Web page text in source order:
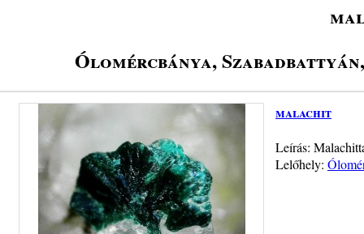
Ólomércbánya,
malachit
Leírás:
Lelőhely: